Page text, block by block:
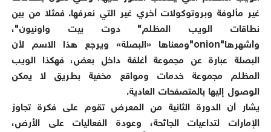
غير مألوفة وبروتوكولات أخري غير التي نعرفها. فمثلا من بين
نطاقات الويب المظلم" دوت بيت واونيون"،
وأشهرها"onion"ومعناها «البصلة» ويرجع هذا الاسم لأن
البصلة عبارة عن مجموعة أغلفة داخل بعض، فهكذا الويب
المظلم مجموعة خدمات ومواقع مخفية بطريق لا يمكن
الوصول إليها بالمتصفحات العادية.
يشار أن الدورة الثانية من المعرض تقوم على فكرة تجاوز
الإمارات لتداعيات الجائحة، وعودة الفعاليات على الأرض،